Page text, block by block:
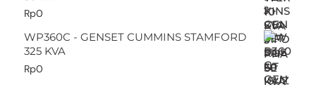
Rp0
WP360C - GENSET CUMMINS STAMFORD
325 KVA
Rp0